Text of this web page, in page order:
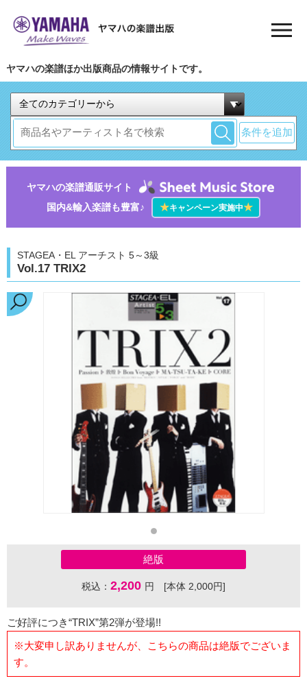
ヤマハの楽譜ほか出版商品の情報サイトです。
条件を追加
ヤマハの楽譜通販サイト
国内&輸入楽譜も豊富♪
★キャンペーン実施中★
STAGEA・EL アーチスト 5～3級
Vol.17 TRIX2
絶版
税込： 2,200 円 [本体 2,000円]
ご好評につき“TRIX”第2弾が登場!!
※大変申し訳ありませんが、こちらの商品は絶版でございま
す。